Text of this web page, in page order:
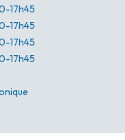
17h45
17h45
17h45
17h45